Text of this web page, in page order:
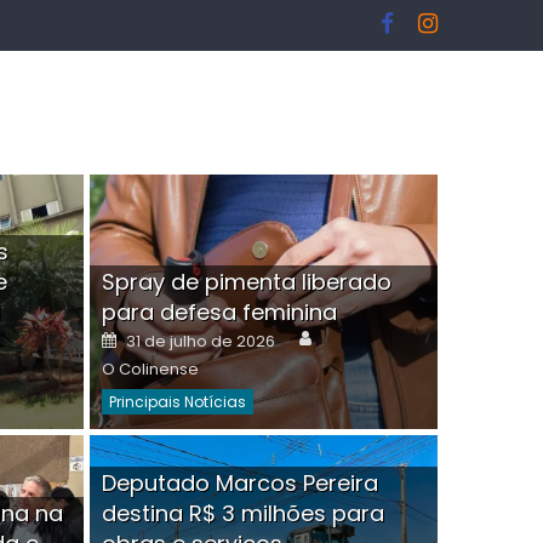
Martins Tristão é
mascarado
Spray de pimenta liberado
para defesa feminina
Posted
on
31 de julho de 2026 Author
O Colinense
Principais Notícias
na
Deputado Marcos Pereira
destina R$ 3 milhões para